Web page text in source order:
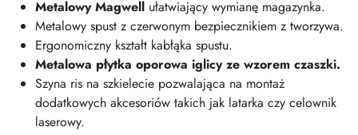
Metalowy Magwell ułatwiający wymianę magazynka.
Metalowy spust z czerwonym bezpiecznikiem z tworzywa.
Ergonomiczny kształt kabłąka spustu.
Metalowa płytka oporowa iglicy ze wzorem czaszki.
Szyna ris na szkielecie pozwalająca na montaż
dodatkowych akcesoriów takich jak latarka czy celownik
laserowy.